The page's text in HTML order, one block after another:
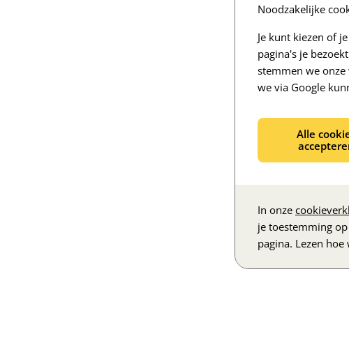
Noodzakelijke
Je kunt kiezen of
pagina's je
stemmen we
we via Google
Alle
In onze
je toestemming
pagina. Lezen